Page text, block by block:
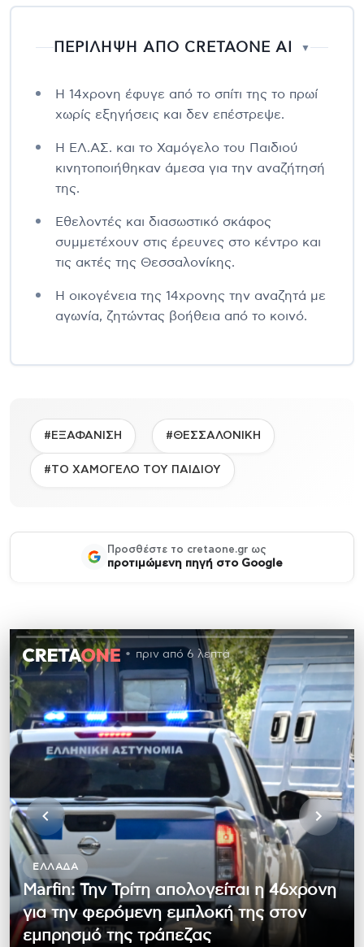
ΠΕΡΙΛΗΨΗ ΑΠΟ CRETAONE AI ▼
Η 14χρονη έφυγε από το σπίτι της το πρωί
χωρίς εξηγήσεις και δεν επέστρεψε.
Η ΕΛ.ΑΣ. και το Χαμόγελο του Παιδιού
κινητοποιήθηκαν άμεσα για την αναζήτησή
της.
Εθελοντές και διασωστικό σκάφος
συμμετέχουν στις έρευνες στο κέντρο και
τις ακτές της Θεσσαλονίκης.
Η οικογένεια της 14χρονης την αναζητά με
αγωνία, ζητώντας βοήθεια από το κοινό.
#ΕΞΑΦΑΝΙΣΗ #ΘΕΣΣΑΛΟΝΙΚΗ
#ΤΟ ΧΑΜΟΓΕΛΟ ΤΟΥ ΠΑΙΔΙΟΥ
Προσθέστε το cretaone.gr ως
προτιμώμενη πηγή στο Google
πριν από 6 λεπτά
ΕΛΛΆΔΑ
Marfin: Την Τρίτη απολογείται η 46χρονη
για την φερόμενη εμπλοκή της στον
εμπρησμό της τράπεζας